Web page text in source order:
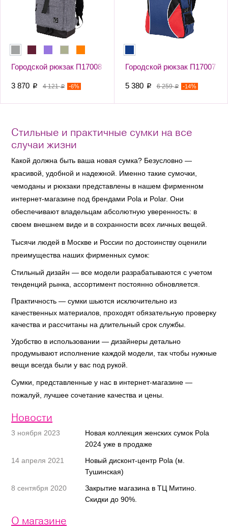
Городской рюкзак П17008
-6%
4 121p
3 870 p
Городской рюкзак П17007
-14%
6 259p
5 380 p
Стильные и практичные сумки на все
случаи жизни
Какой должна быть ваша новая сумка? Безусловно —
красивой, удобной и надежной. Именно такие сумочки,
чемоданы и рюкзаки представлены в нашем фирменном
интернет-магазине под брендами Pola и Polar. Они
обеспечивают владельцам абсолютную уверенность: в
своем внешнем виде и в сохранности всех личных вещей.
Тысячи людей в Москве и России по достоинству оценили
преимущества наших фирменных сумок:
Стильный дизайн — все модели разрабатываются с учетом
тенденций рынка, ассортимент постоянно обновляется.
Практичность — сумки шьются исключительно из
качественных материалов, проходят обязательную проверку
качества и рассчитаны на длительный срок службы.
Удобство в использовании — дизайнеры детально
продумывают исполнение каждой модели, так чтобы нужные
вещи всегда были у вас под рукой.
Сумки, представленные у нас в интернет-магазине —
пожалуй, лучшее сочетание качества и цены.
Новости
3 ноября 2023
Новая коллекция женских сумок Pola
2024 уже в продаже
14 апреля 2021
Новый дисконт-центр Pola (м.
Тушинская)
8 сентября 2020
Закрытие магазина в ТЦ Митино.
Скидки до 90%.
О магазине